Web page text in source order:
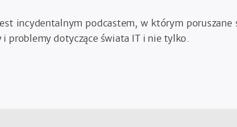
incydentalnym podcastem, w którym
i problemy dotyczące świata IT i nie tylko.